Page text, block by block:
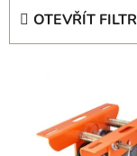
OTEVŘÍT FILTR